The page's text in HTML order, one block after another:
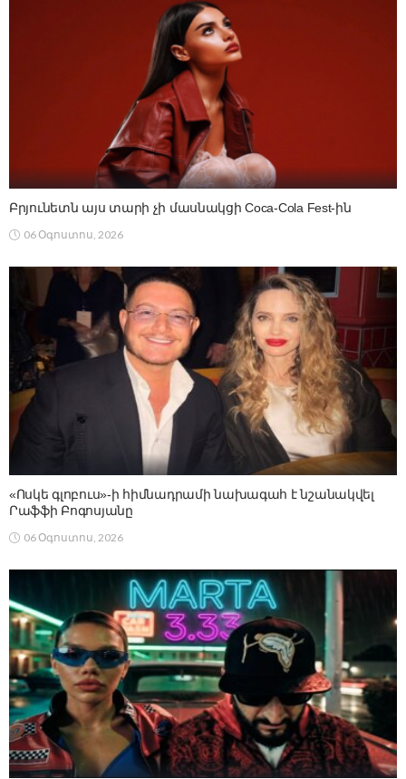
Բրյունետն այս տարի չի մասնակցի Coca-Cola Fest-ին
06 Օգոստոս, 2026
«Ոսկե գլոբուս»-ի հիմնադրամի նախագահ է նշանակվել
Րաֆֆի Բոգոսյանը
06 Օգոստոս, 2026